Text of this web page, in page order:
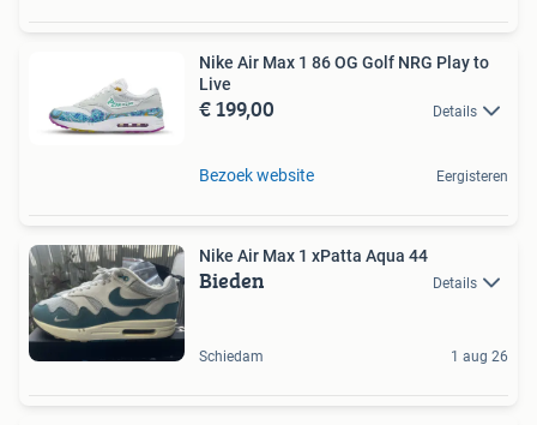
Nike Air Max 1 86 OG Golf NRG Play to
Live
€ 199,00 Details
Bezoek website Eergisteren
Nike Air Max 1 xPatta Aqua 44
Bieden Details
Schiedam 1 aug 26